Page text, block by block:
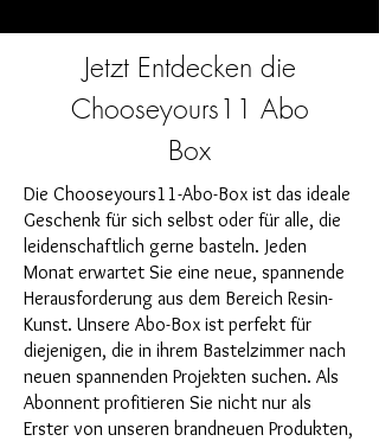
Jetzt Entdecken die
Chooseyours11 Abo
Box
Die Chooseyours11-Abo-Box ist das ideale
Geschenk für sich selbst oder für alle, die
leidenschaftlich gerne basteln. Jeden
Monat erwartet Sie eine neue, spannende
Herausforderung aus dem Bereich Resin-
Kunst. Unsere Abo-Box ist perfekt für
diejenigen, die in ihrem Bastelzimmer nach
neuen spannenden Projekten suchen. Als
Abonnent profitieren Sie nicht nur als
Erster von unseren brandneuen Produkten,